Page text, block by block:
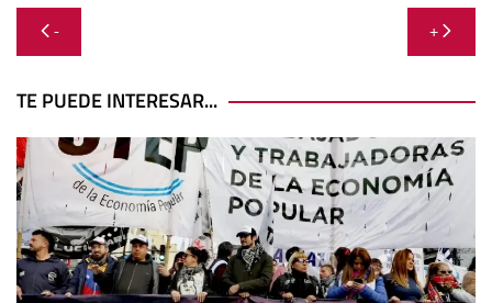
Navegación
de
entradas
- +
TE PUEDE INTERESAR...